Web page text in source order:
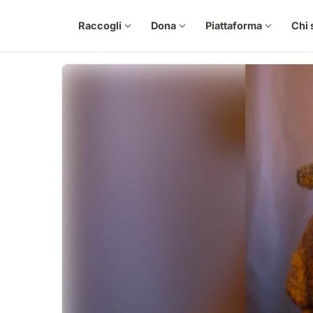
Raccogli expand_more Dona expand_more Piattaforma expand_more Chi